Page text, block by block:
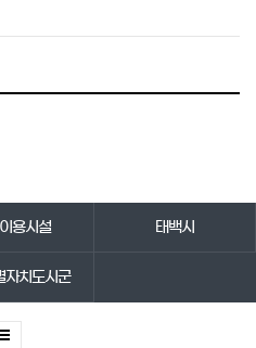
용시설 태백시
자치도시군